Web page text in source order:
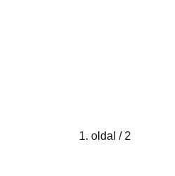
1. oldal / 2